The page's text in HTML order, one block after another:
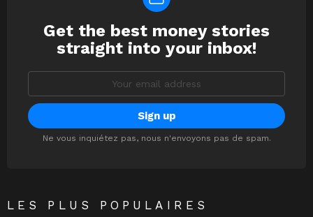
NEWSLETTER
Get the best money stories
straight into your inbox!
Ne vous inquiétez pas, nous n'envoyons pas de spam.
LES PLUS POPULAIRES